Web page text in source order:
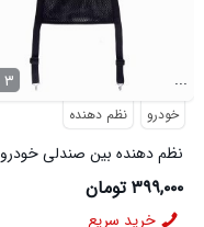
۳ ...
خودرو نظم دهنده
نظم دهنده بین صندلی خودرو
مدل 50899
۳۹۹,۰۰۰ تومان
خرید سریع